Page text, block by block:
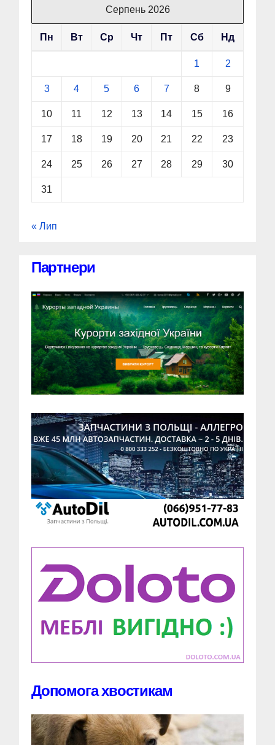
Серпень 2026
Пн Вт Ср Чт Пт Сб Нд
1 2
3 4 5 6 7 8 9
10 11 12 13 14 15 16
17 18 19 20 21 22 23
24 25 26 27 28 29 30
31
« Лип
Партнери
Допомога хвостикам